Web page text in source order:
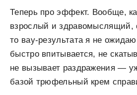
Теперь про эффект. Вообще,
взрослый и здравомыслящий,
то вау-результата я не
быстро впитывается, не
не вызывает раздражения —
базой трюфельный крем